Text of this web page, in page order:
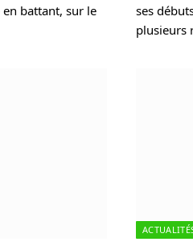
battant, sur le
ses
plusieurs